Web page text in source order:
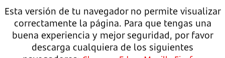
Esta versión de tu navegador no permite visualizar
correctamente la página. Para que tengas una
buena experiencia y mejor seguridad, por favor
descarga cualquiera de los siguientes